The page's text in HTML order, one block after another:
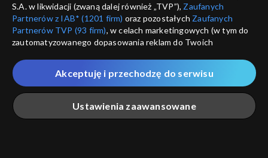
Miłość i nadzieja
odc. 225
Miłość i nadzieja
odc. 224
S.A. w likwidacji (zwaną dalej również „TVP”), Zaufanych
Partnerów z IAB* (1201 firm) oraz pozostałych Zaufanych
Partnerów TVP (93 firm), w celach marketingowych (w tym do
zautomatyzowanego dopasowania reklam do Twoich
które wskazujemy poniżej, a także zgody na udostępnianie
przez nas identyfikatora PPID do Google.
Twoje dane osobowe zbierane podczas odwiedzania przez
Ciebie naszych
poszczególnych serwisówzwanych dalej
„Portalem”, w tym informacje zapisywane za pomocą
Ustawienia zaawansowane
Akceptuję i przechodzę do serwisu